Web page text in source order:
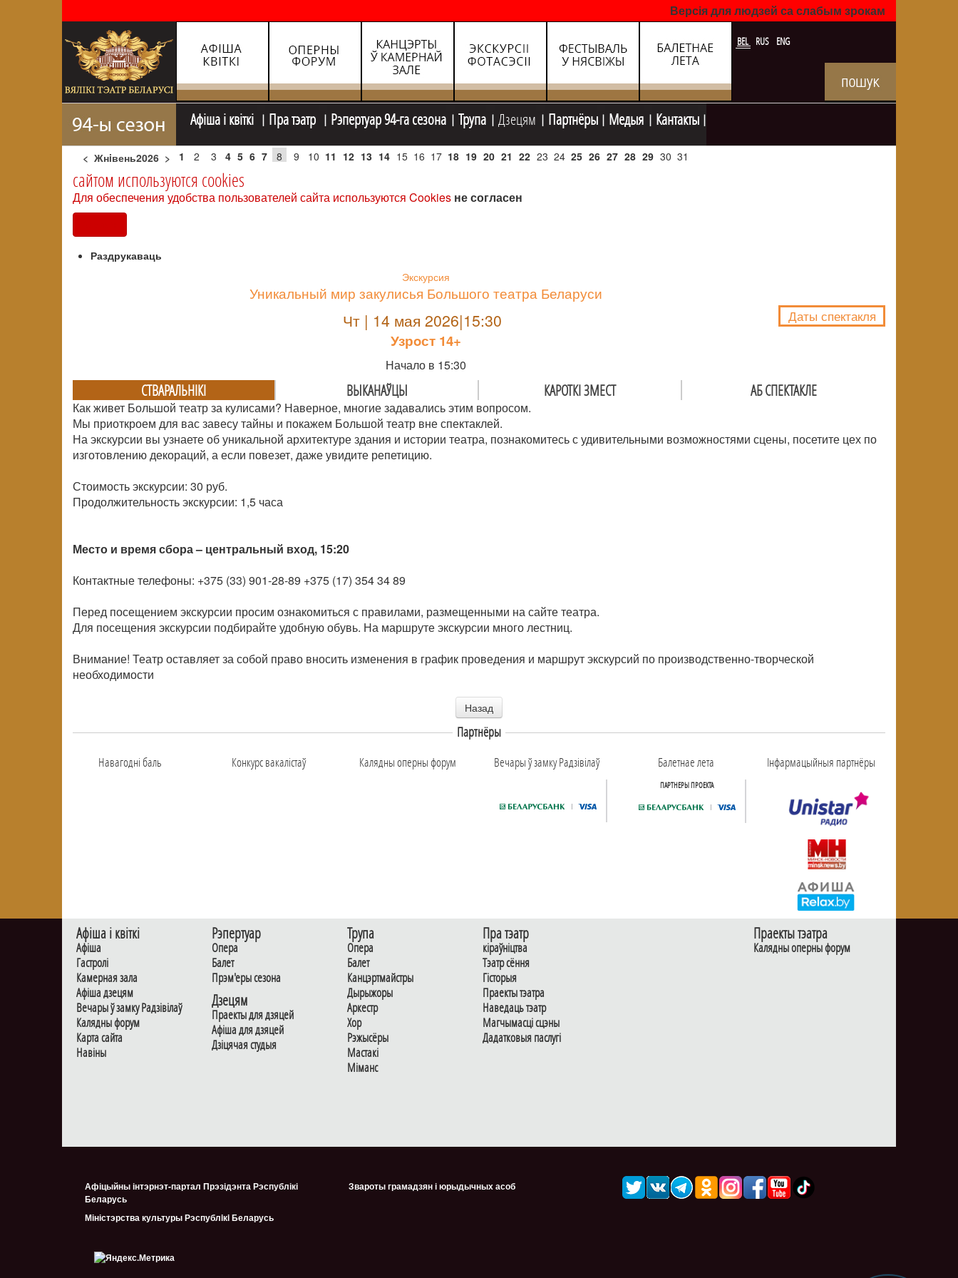
Версія для людзей са слабым зрокам
BEL RUS ENG
Афiша i квiткi Пра тэатр Рэпертуар 94-га сезона Трупа Дзецям Партнёры Медыя Кантакты
< Жнiвень2026 > 1 2 3 4 5 6 7 8 9 10 11 12 13 14 15 16 17 18 19 20 21 22 23 24 25 26 27 28 29 30 31
сайтом используются cookies
Для обеспечения удобства пользователей сайта используются Cookies не согласен
Раздрукаваць
Экскурсия
Уникальный мир закулисья Большого театра Беларуси
Чт | 14 мая 2026|15:30
Узрoст 14+
Начало в 15:30
Даты спектакля
СТВАРАЛЬНIКI ВЫКАНАЎЦЫ КАРОТКІ ЗМЕСТ АБ СПЕКТАКЛЕ
Как живет Большой театр за кулисами? Наверное, многие задавались этим вопросом.
Мы приоткроем для вас завесу тайны и покажем Большой театр вне спектаклей.
На экскурсии вы узнаете об уникальной архитектуре здания и истории театра, познакомитесь с удивительными возможностями сцены, посетите цех по
изготовлению декораций, а если повезет, даже увидите репетицию.
Стоимость экскурсии: 30 руб.
Продолжительность экскурсии: 1,5 часа
Место и время сбора – центральный вход, 15:20
Контактные телефоны: +375 (33) 901-28-89 +375 (17) 354 34 89
Перед посещением экскурсии просим ознакомиться с правилами, размещенными на сайте театра.
Для посещения экскурсии подбирайте удобную обувь. На маршруте экскурсии много лестниц.
Внимание! Театр оставляет за собой право вносить изменения в график проведения и маршрут экскурсий по производственно-творческой
необходимости
Назад
Партнёры
Навагоднi баль
Конкурс вакалiстаў Калядны оперны форум Вечары ў замку Радзiвiлаў Балетнае лета
ПАРТНЕРЫ ПРОЕКТА
Інфармацыйныя партнёры
Афiша i квiткi
Афiша
Гастролi
Камерная зала
Афiша дзецям
Вечары ў замку Радзiвiлаў
Калядны форум
Карта сайта
Навiны
Рэпертуар
Опера
Балет
Прэм'еры сезона
Дзецям
Праекты для дзяцей
Афiша для дзяцей
Дзiцячая студыя
Трупа
Опера
Балет
Канцэртмайстры
Дырыжоры
Аркестр
Хор
Рэжысёры
Мастакі
Мiманс
Пра тэатр
кіраўніцтва
Тэатр сёння
Гiсторыя
Праекты тэатра
Наведаць тэатр
Магчымасцi сцэны
Дадаткoвыя паслугi
Праекты тэатра
Калядны оперны форум
Афіцыйны інтэрнэт-партал Прэзідэнта Рэспублікі
Беларусь
Міністэрства культуры Рэспублiкi Беларусь
Звароты грамадзян і юрыдычных асоб